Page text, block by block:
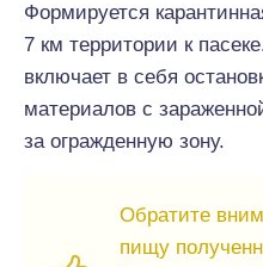
Формируется
7 км территории к
включает в себя
материалов с
за огражденную зону.
Обратите
пищу